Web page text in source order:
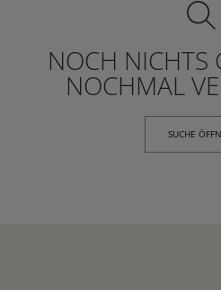
NOCH NICHTS
NOCHMAL
SUCHE